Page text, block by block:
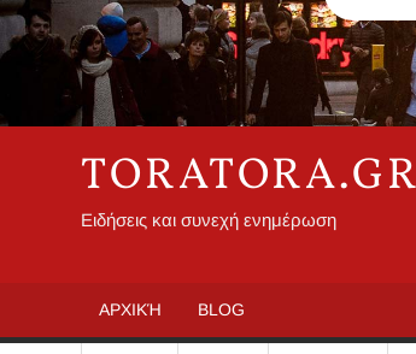
TORATORA.GR
Ειδήσεις και συνεχή ενημέρωση
ΑΡΧΙΚΉ BLOG